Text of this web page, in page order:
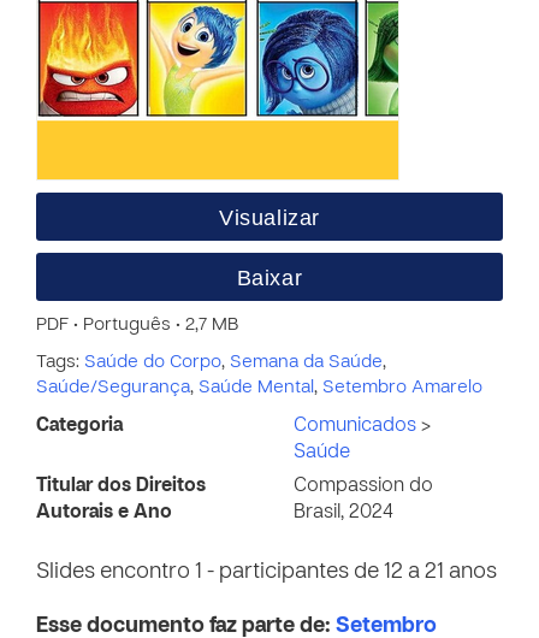
Visualizar
Baixar
PDF • Português • 2,7 MB
Tags: Saúde do Corpo, Semana da Saúde,
Saúde/Segurança, Saúde Mental , Setembro Amarelo
Categoria Comunicados >
Saúde
Titular dos Direitos
Autorais e Ano
Compassion do
Brasil, 2024
Slides encontro 1 - participantes de 12 a 21 anos
Esse documento faz parte de: Setembro